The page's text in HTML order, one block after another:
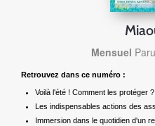
Mensuel
Retrouvez dans ce numéro :
Voilà l'été ! Comment les protéger ?
Les indispensables actions des
Immersion dans le quotidien d'un